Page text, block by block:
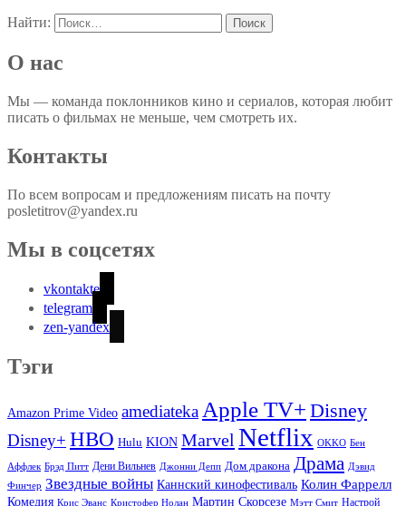
Найти:
О нас
Мы — команда поклонников кино и сериалов, которая любит
писать о фильмах не меньше, чем смотреть их.
Контакты
По всем вопросам и предложениям писать на почту
posletitrov@yandex.ru
Мы в соцсетях
vkontakte
telegram
zen-yandex
Тэги
Amazon Prime Video amediateka Apple TV+ Disney
Disney+ HBO Hulu KION Marvel Netflix OKKO Бен
Аффлек Брэд Питт Дени Вильнев Джонни Депп Дом дракона Драма Дэвид
Финчер Звездные войны Каннский кинофестиваль Колин Фаррелл
Комедия Крис Эванс Кристофер Нолан Мартин Скорсезе Мэтт Смит Настрой